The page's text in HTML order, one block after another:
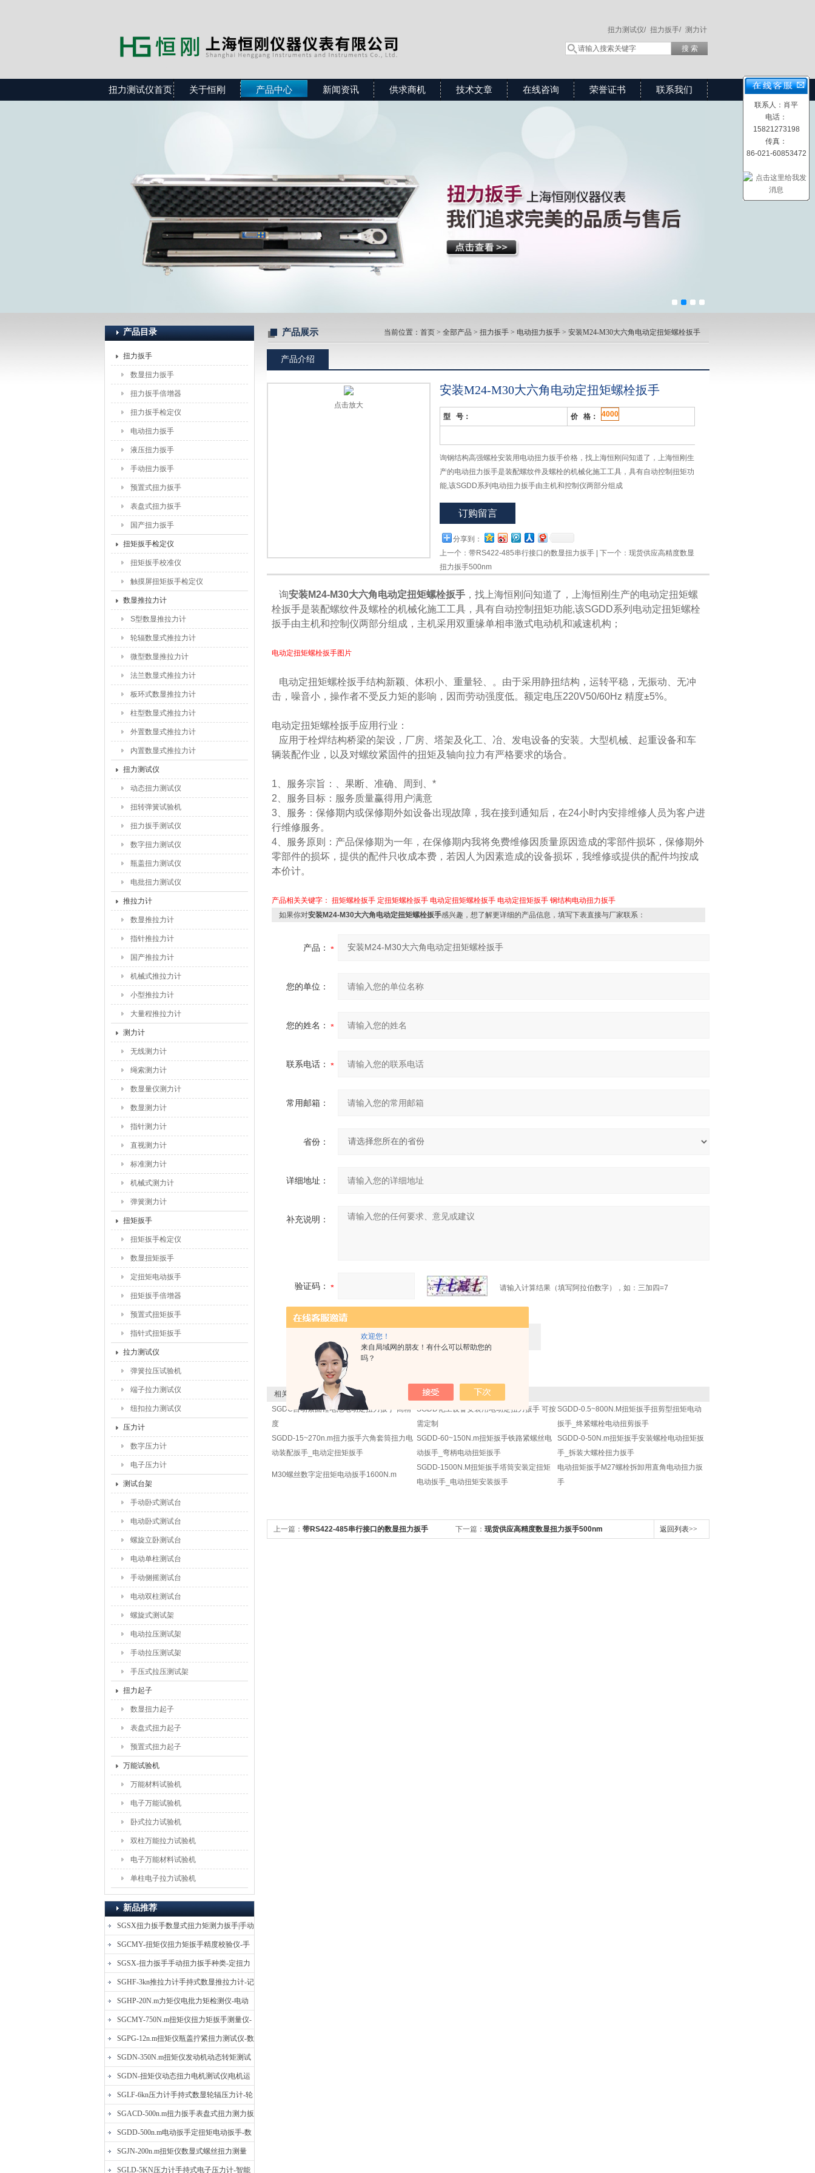
欢迎您！
来自局域网的朋友！有什么可以帮助您的
吗？
测力计
扭力扳手/
扭力测试仪/
扭力测试仪首页 关于恒刚 产品中心 新闻资讯 供求商机 技术文章 在线咨询 荣誉证书 联系我们
产品目录
扭力扳手
数显扭力扳手
扭力扳手倍增器
扭力扳手检定仪
电动扭力扳手
液压扭力扳手
手动扭力扳手
预置式扭力扳手
表盘式扭力扳手
国产扭力扳手
扭矩扳手检定仪
扭矩扳手校准仪
触摸屏扭矩扳手检定仪
数显推拉力计
S型数显推拉力计
轮辐数显式推拉力计
微型数显推拉力计
法兰数显式推拉力计
板环式数显推拉力计
柱型数显式推拉力计
外置数显式推拉力计
内置数显式推拉力计
扭力测试仪
动态扭力测试仪
扭转弹簧试验机
扭力扳手测试仪
数字扭力测试仪
瓶盖扭力测试仪
电批扭力测试仪
推拉力计
数显推拉力计
指针推拉力计
国产推拉力计
机械式推拉力计
小型推拉力计
大量程推拉力计
测力计
无线测力计
绳索测力计
数显量仪测力计
数显测力计
指针测力计
直视测力计
标准测力计
机械式测力计
弹簧测力计
扭矩扳手
扭矩扳手检定仪
数显扭矩扳手
定扭矩电动扳手
扭矩扳手倍增器
预置式扭矩扳手
指针式扭矩扳手
拉力测试仪
弹簧拉压试验机
端子拉力测试仪
纽扣拉力测试仪
压力计
数字压力计
电子压力计
测试台架
手动卧式测试台
电动卧式测试台
螺旋立卧测试台
电动单柱测试台
手动侧摇测试台
电动双柱测试台
螺旋式测试架
电动拉压测试架
手动拉压测试架
手压式拉压测试架
扭力起子
数显扭力起子
表盘式扭力起子
预置式扭力起子
万能试验机
万能材料试验机
电子万能试验机
卧式拉力试验机
双柱万能拉力试验机
电子万能材料试验机
单柱电子拉力试验机
新品推荐
SGSX扭力扳手数显式扭力矩测力扳手|手动
定扭矩检测扳手
SGCMY-扭矩仪扭力矩扳手精度校验仪-手
动扳子扭矩校准仪
SGSX-扭力扳手手动扭力扳手种类-定扭力
矩检测扳手价格
SGHF-3kn推拉力计手持式数显推拉力计-记
忆数据拉压力测力计
SGHP-20N.m力矩仪电批力矩检测仪-电动
螺丝批扭力矩测试仪
SGCMY-750N.m扭矩仪扭力矩扳手测量仪-
校准扳手扭力精度测试仪
SGPG-12n.m扭矩仪瓶盖拧紧扭力测试仪-数
显式瓶盖扭力矩仪
SGDN-350N.m扭矩仪发动机动态转矩测试
仪-动态电机扭矩测量仪
SGDN-扭矩仪动态扭力电机测试仪|电机运
转摩擦力扭矩仪
SGLF-6kn压力计手持式数显轮辐压力计-轮
辐称重压力测力计
SGACD-500n.m扭力扳手表盘式扭力测力扳
手-表盘扭力矩检测扳手
SGDD-500n.m电动扳手定扭矩电动扳手-数
显式电动定扭力矩扳手
SGJN-200n.m扭矩仪数显式螺丝扭力测量
仪-螺栓扭力矩测试仪
SGLD-5KN压力计手持式电子压力计-智能
产品展示 当前位置： 首页 > 全部产品 > 扭力扳手 > 电动扭力扳手 > 安装M24-M30大六角电动定扭矩螺栓扳手
产品介绍
点击放大
安装M24-M30大六角电动定扭矩螺栓扳手
型 号： 价 格： 4000
询钢结构高强螺栓安装用电动扭力扳手价格，找上海恒刚问知道了，上海恒刚生
产的电动扭力扳手是装配螺纹件及螺栓的机械化施工工具，具有自动控制扭矩功
能,该SGDD系列电动扭力扳手由主机和控制仪两部分组成
订购留言
分享到：
上一个： 带RS422-485串行接口的数显扭力扳手 | 下一个： 现货供应高精度数显
扭力扳手500nm
询安装M24-M30大六角电动定扭矩螺栓扳手，找上海恒刚问知道了，上海恒刚生产的电动定扭矩螺
栓扳手是装配螺纹件及螺栓的机械化施工工具，具有自动控制扭矩功能,该SGDD系列电动定扭矩螺栓
扳手由主机和控制仪两部分组成，主机采用双重缘单相串激式电动机和减速机构；
电动定扭矩螺栓扳手图片
电动定扭矩螺栓扳手结构新颖、体积小、重量轻、。由于采用静扭结构，运转平稳，无振动、无冲
击，噪音小，操作者不受反力矩的影响，因而劳动强度低。额定电压220V50/60Hz 精度±5%。
电动定扭矩螺栓扳手应用行业：
应用于栓焊结构桥梁的架设，厂房、塔架及化工、冶、发电设备的安装。大型机械、起重设备和车
辆装配作业，以及对螺纹紧固件的扭矩及轴向拉力有严格要求的场合。
1、服务宗旨：、果断、准确、周到、*
2、服务目标：服务质量赢得用户满意
3、服务：保修期内或保修期外如设备出现故障，我在接到通知后，在24小时内安排维修人员为客户进
行维修服务。
4、服务原则：产品保修期为一年，在保修期内我将免费维修因质量原因造成的零部件损坏，保修期外
零部件的损坏，提供的配件只收成本费，若因人为因素造成的设备损坏，我维修或提供的配件均按成
本价计。
产品相关关键字： 扭矩螺栓扳手 定扭矩螺栓扳手 电动定扭矩螺栓扳手 电动定扭矩扳手 钢结构电动扭力扳手
如果你对安装M24-M30大六角电动定扭矩螺栓扳手感兴趣，想了解更详细的产品信息，填写下表直接与厂家联系：
产品：
您的单位：
您的姓名：
联系电话：
常用邮箱：
省份：
详细地址：
补充说明：
验证码： 请输入计算结果（填写阿拉伯数字），如：三加四=7
相关同类产品：
SGDC自动紧固锂电池电动定扭力扳手 高精
度
SGDD化工设备安装用电动定扭力扳手 可按
需定制
SGDD-0.5~800N.M扭矩扳手扭剪型扭矩电动
扳手_终紧螺栓电动扭剪扳手
SGDD-15~270n.m扭力扳手六角套筒扭力电
动装配扳手_电动定扭矩扳手
SGDD-60~150N.m扭矩扳手铁路紧螺丝电
动扳手_弯柄电动扭矩扳手
SGDD-0-50N.m扭矩扳手安装螺栓电动扭矩扳
手_拆装大螺栓扭力扳手
M30螺丝数字定扭矩电动扳手1600N.m
SGDD-1500N.M扭矩扳手塔筒安装定扭矩
电动扳手_电动扭矩安装扳手
电动扭矩扳手M27螺栓拆卸用直角电动扭力扳
手
上一篇： 带RS422-485串行接口的数显扭力扳手 下一篇： 现货供应高精度数显扭力扳手500nm 返回列表>>
联系人：肖平
电话：
15821273198
传真：
86-021-60853472